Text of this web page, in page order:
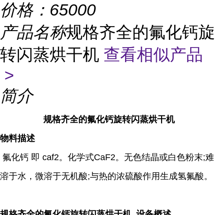
价格： 65000
产品名称规格齐全的氟化钙旋
转闪蒸烘干机 查看相似产品
>
简介
规格齐全的氟化钙旋转闪蒸烘干机
物料描述
氟化钙 即 caf2。化学式CaF2。无色结晶或白色粉末;难
溶于水，微溶于无机酸;与热的浓硫酸作用生成氢氟酸。